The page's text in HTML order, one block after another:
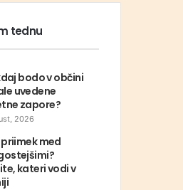
tednu
bodo v občini
uvedene
zapore?
2026
med
kateri vodi v